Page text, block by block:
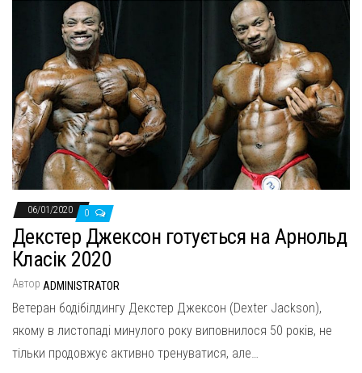
06/01/2020 0
Декстер Джексон готується на Арнольд
Класік 2020
Автор ADMINISTRATOR
Ветеран бодібілдингу Декстер Джексон (Dexter Jackson),
якому в листопаді минулого року виповнилося 50 років, не
тільки продовжує активно тренуватися, але…